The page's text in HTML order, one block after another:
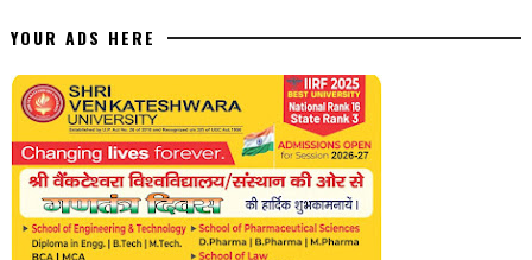
YOUR ADS HERE